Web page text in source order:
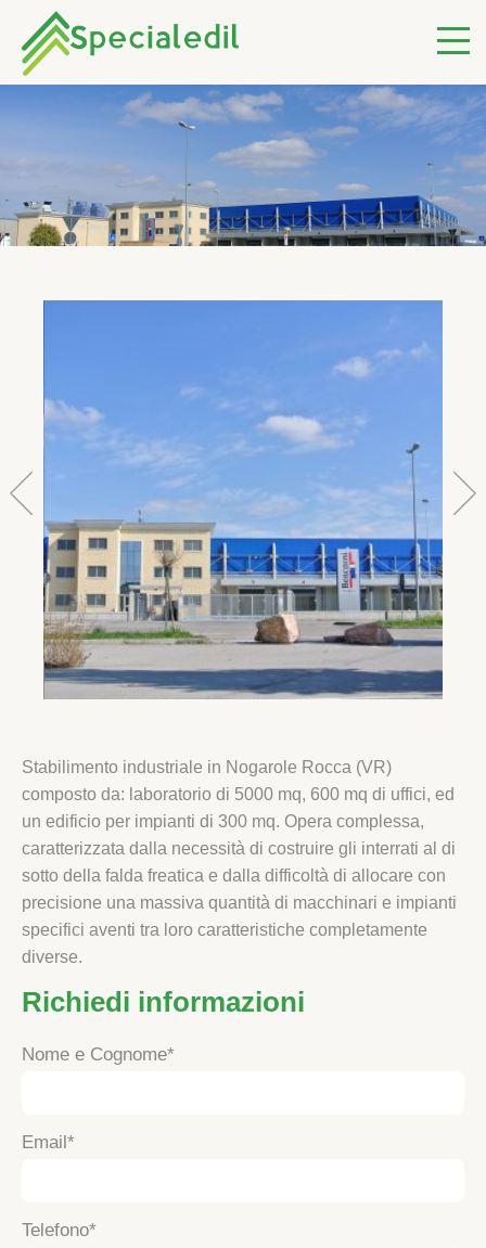
Stabilimento industriale in Nogarole Rocca (VR)
composto da: laboratorio di 5000 mq, 600 mq di uffici, ed
un edificio per impianti di 300 mq. Opera complessa,
caratterizzata dalla necessità di costruire gli interrati al di
sotto della falda freatica e dalla difficoltà di allocare con
precisione una massiva quantità di macchinari e impianti
specifici aventi tra loro caratteristiche completamente
diverse.
Richiedi informazioni
Nome e Cognome
Email
Telefono